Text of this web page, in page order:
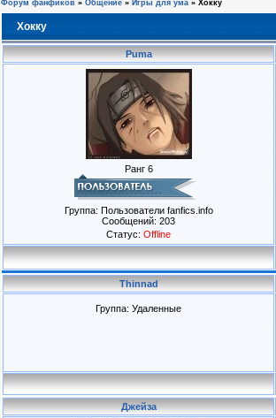
Форум фанфиков » Общение » Игры для ума » Хокку
Хокку
Puma
Ранг 6
Группа: Пользователи fanfics.info
Сообщений: 203
Статус: Offline
Thinnad
Группа: Удаленные
Джейза